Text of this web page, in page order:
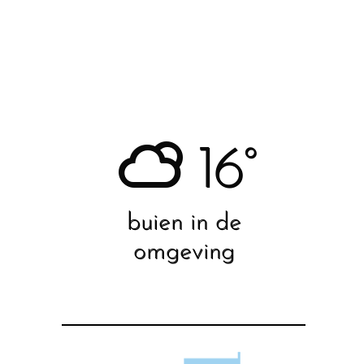
16°
buien in de
omgeving